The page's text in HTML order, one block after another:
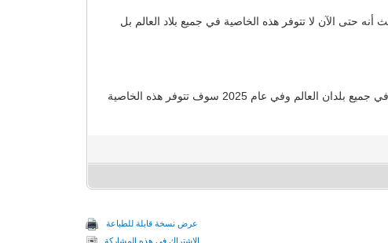
حتى الآن لا تتوفر هذه الخاصية في جميع بلاد العالم بل
قيل أنه في نهاية عام 2019 يعمل الكثير من المتخصصين في هذا بالمعاونة مع موقع الفيس بوك في تفعيل الربح من الفيس بوك في جميع بلدان العالم وفي عام 2025 سوف تتوفر هذه الخاصية
عرض نسخة قابلة للطباعة
الإشتراك في هذه المشاركة